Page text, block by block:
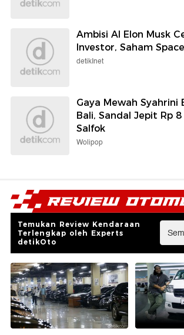
Ambisi AI Elon Musk
Investor, Saham
detikInet
Gaya Mewah Syahrini
Bali, Sandal Jepit Rp
Salfok
Wolipop
Temukan Review Kendaraan
Terlengkap oleh Experts
detikOto